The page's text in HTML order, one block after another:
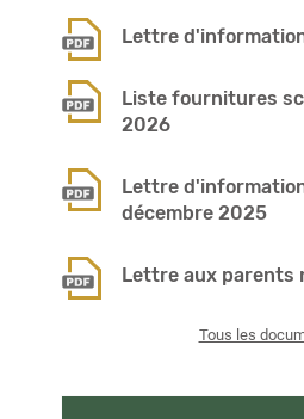
Lettre
Liste fournitures
2026
Lettre
décembre 2025
Lettre aux parents
Tous les